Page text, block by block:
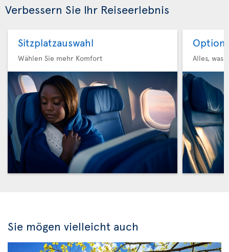
Verbessern Sie Ihr Reiseerlebnis
Sitzplatzauswahl
Wählen Sie mehr Komfort
Option
Alles, was
Sie mögen vielleicht auch